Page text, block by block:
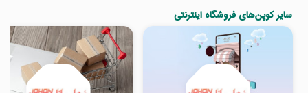
سایر کوپن‌های فروشگاه اینترنتی